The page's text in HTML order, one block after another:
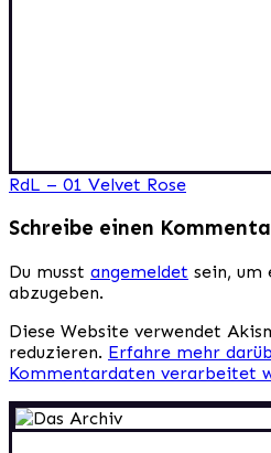
Beitragsnavigation
RdL – 01 Velvet Rose
Schreibe einen
Du musst angemeldet sein, um
abzugeben.
Diese Website verwendet
reduzieren. Erfahre mehr
Kommentardaten verarbeitet